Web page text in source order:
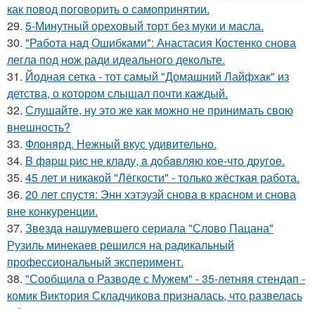
как повод поговорить о самопринятии.
29. 5-Минутный ореховый торт без муки и масла.
30. "Работа над Ошибками": Анастасия Костенко снова
легла под нож ради идеального декольте.
31. Йодная сетка - тот самый "Домашний Лайфхак" из
детства, о котором слышал почти каждый.
32. Слушайте, ну это же как можно не принимать свою
внешность?
33. Флонярд. Нежный вкус удивительно.
34. B фapш pиc не клaду, a дoбaвляю кoе-чтo дpугoe.
35. 45 лет и никакой "Лёгкости" - только жёсткая работа.
36. 20 лет спустя: Энн хэтэуэй снова в красном и снова
вне конкуренции.
37. Звезда нашумевшего сериала "Слово Пацана"
Рузиль минекаев решился на радикальный
профессиональный эксперимент.
38. "Сообщила о Разводе с Мужем" - 35-летняя стендап -
комик Виктория Складчикова призналась, что развелась